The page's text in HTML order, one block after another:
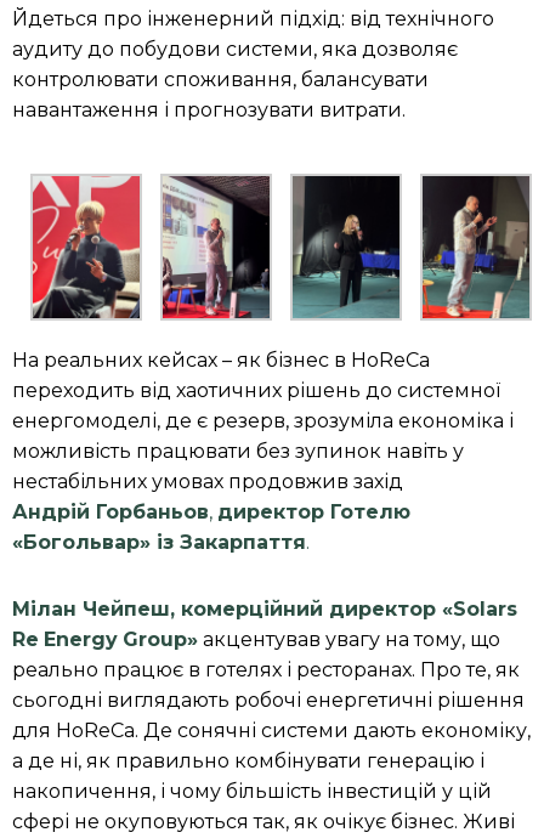
Йдеться про інженерний підхід: від технічного
аудиту до побудови системи, яка дозволяє
контролювати споживання, балансувати
навантаження і прогнозувати витрати.
На реальних кейсах – як бізнес в HoReCa
переходить від хаотичних рішень до системної
енергомоделі, де є резерв, зрозуміла економіка і
можливість працювати без зупинок навіть у
нестабільних умовах продовжив захід
Андрій Горбаньов, директор Готелю
«Богольвар» із Закарпаття.
Мілан Чейпеш, комерційний директор «Solars
Re Energy Group» акцентував увагу на тому, що
реально працює в готелях і ресторанах. Про те, як
сьогодні виглядають робочі енергетичні рішення
для HoReCa. Де сонячні системи дають економіку,
а де ні, як правильно комбінувати генерацію і
накопичення, і чому більшість інвестицій у цій
сфері не окуповуються так, як очікує бізнес. Живі